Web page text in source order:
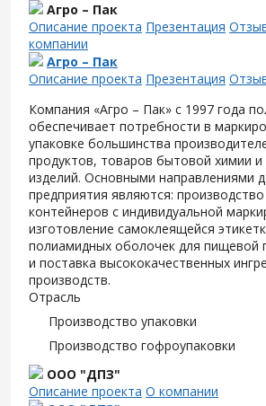
Агро – Пак
Описание проекта Презентация
компании
Агро – Пак
Описание проекта Презентация
Компания «Агро – Пак» с 1997 года
обеспечивает потребности в
упаковке большинства
продуктов, товаров бытовой химии
изделий. Основными направлениями
предприятия являются:
контейнеров с индивидуальной
изготовление самоклеящейся
полиамидных оболочек для пищевой
и поставка высококачественных
производств.
Отрасль
Производство упаковки
Производство гофроупаковки
ООО "ДПЗ"
Описание проекта О компании